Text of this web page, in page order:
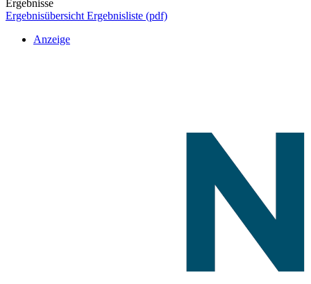
Ergebnisse
Ergebnisübersicht Ergebnisliste (pdf)
Anzeige